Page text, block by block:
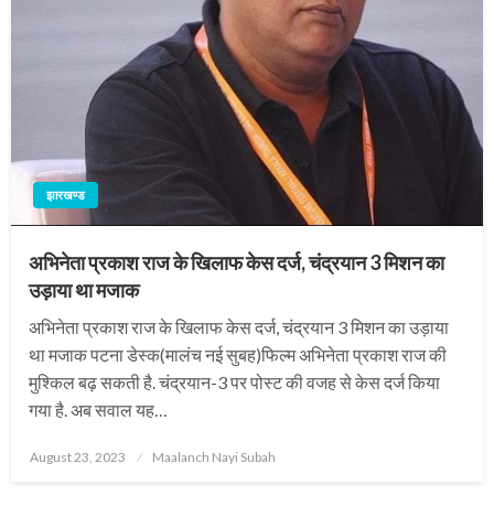
झारखण्ड
अभिनेता प्रकाश राज के खिलाफ केस दर्ज, चंद्रयान 3 मिशन का
उड़ाया था मजाक
अभिनेता प्रकाश राज के खिलाफ केस दर्ज, चंद्रयान 3 मिशन का उड़ाया
था मजाक पटना डेस्क(मालंच नई सुबह)फिल्म अभिनेता प्रकाश राज की
मुश्किल बढ़ सकती है. चंद्रयान-3 पर पोस्ट की वजह से केस दर्ज किया
गया है. अब सवाल यह…
Posted
August 23, 2023 Maalanch Nayi Subah